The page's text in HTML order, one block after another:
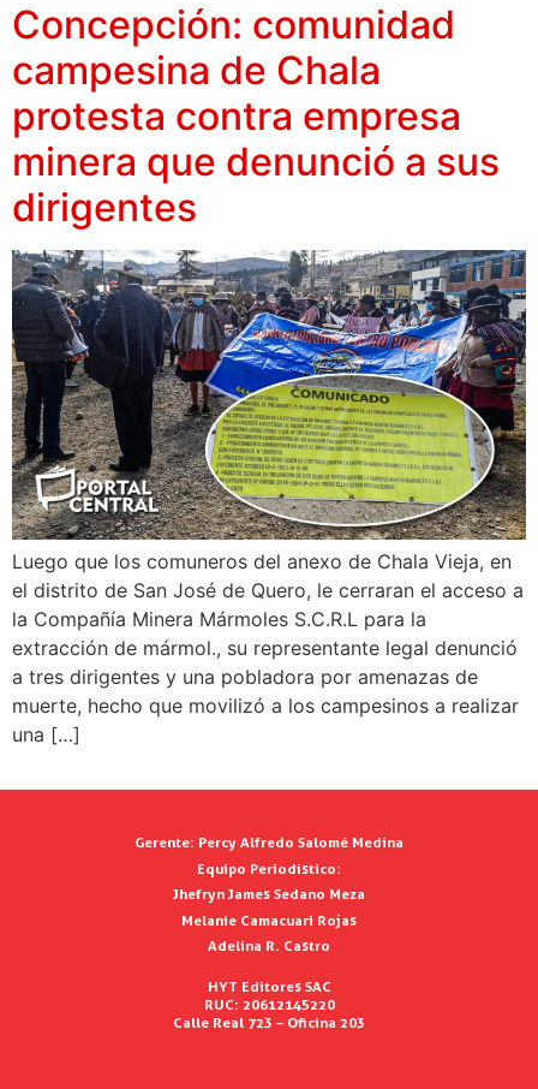
Concepción: comunidad
campesina de Chala
protesta contra empresa
minera que denunció a sus
dirigentes
Luego que los comuneros del anexo de Chala Vieja, en
el distrito de San José de Quero, le cerraran el acceso a
la Compañía Minera Mármoles S.C.R.L para la
extracción de mármol., su representante legal denunció
a tres dirigentes y una pobladora por amenazas de
muerte, hecho que movilizó a los campesinos a realizar
una […]
Gerente: Percy Alfredo Salomé Medina
Equipo Periodístico:
Jhefryn James Sedano Meza
Melanie Camacuari Rojas
Adelina R. Castro
HYT Editores SAC
RUC: 20612145220
Calle Real 723 – Oficina 203